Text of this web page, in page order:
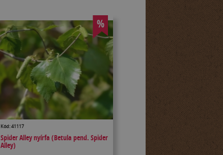
%
Kód: 41117
Spider Alley nyírfa (Betula pend. Spider
Alley)